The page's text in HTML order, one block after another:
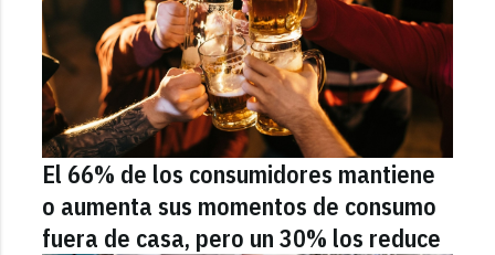
El 66% de los consumidores mantiene
o aumenta sus momentos de consumo
fuera de casa, pero un 30% los reduce